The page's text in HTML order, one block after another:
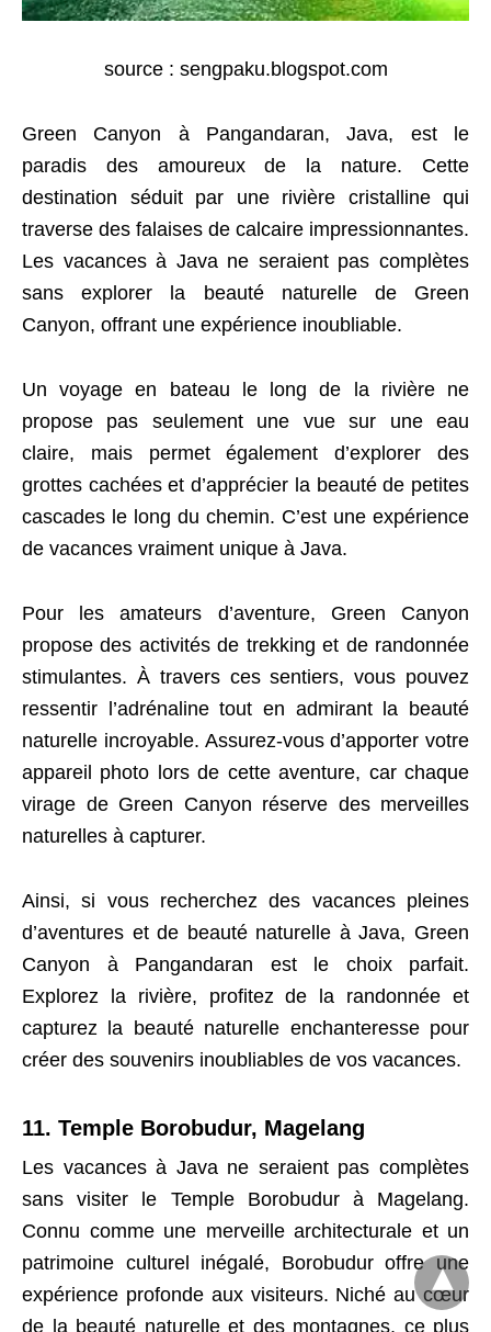
source : sengpaku.blogspot.com
Green Canyon à Pangandaran, Java, est le
paradis des amoureux de la nature. Cette
destination séduit par une rivière cristalline qui
traverse des falaises de calcaire impressionnantes.
Les vacances à Java ne seraient pas complètes
sans explorer la beauté naturelle de Green
Canyon, offrant une expérience inoubliable.
Un voyage en bateau le long de la rivière ne
propose pas seulement une vue sur une eau
claire, mais permet également d’explorer des
grottes cachées et d’apprécier la beauté de petites
cascades le long du chemin. C’est une expérience
de vacances vraiment unique à Java.
Pour les amateurs d’aventure, Green Canyon
propose des activités de trekking et de randonnée
stimulantes. À travers ces sentiers, vous pouvez
ressentir l’adrénaline tout en admirant la beauté
naturelle incroyable. Assurez-vous d’apporter votre
appareil photo lors de cette aventure, car chaque
virage de Green Canyon réserve des merveilles
naturelles à capturer.
Ainsi, si vous recherchez des vacances pleines
d’aventures et de beauté naturelle à Java, Green
Canyon à Pangandaran est le choix parfait.
Explorez la rivière, profitez de la randonnée et
capturez la beauté naturelle enchanteresse pour
créer des souvenirs inoubliables de vos vacances.
11. Temple Borobudur, Magelang
Les vacances à Java ne seraient pas complètes
sans visiter le Temple Borobudur à Magelang.
Connu comme une merveille architecturale et un
patrimoine culturel inégalé, Borobudur offre une
expérience profonde aux visiteurs. Niché au cœur
de la beauté naturelle et des montagnes, ce plus